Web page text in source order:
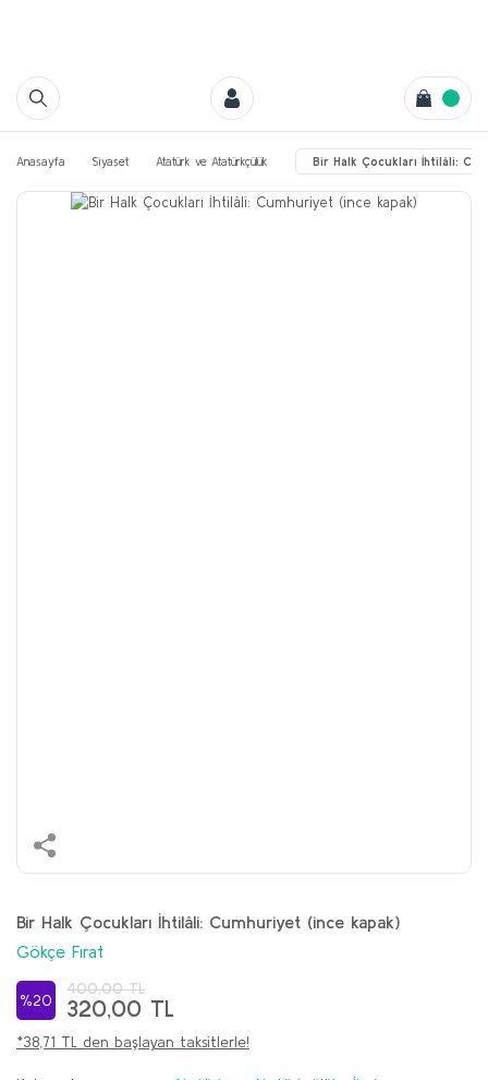
Anasayfa Siyaset Atatürk ve Atatürkçülük Bir Halk Çocukları İhtilâli:
Bir Halk Çocukları İhtilâli: Cumhuriyet (ince kapak)
Gökçe Fırat
%20
400,00 TL
320,00 TL
*38,71 TL den başlayan taksitlerle!